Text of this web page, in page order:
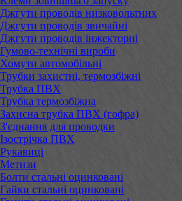
Джгути проводів низковольтних
Джгути проводів звичайні
Джгути проводів інжекторні
Гумово-технічні вироби
Хомути автомобільні
Трубки захистні, термозбіжні
Трубка ПВХ
Трубка термозбіжна
Захисна трубка ПВХ (гофра)
З'єднання для проводки
Ізострічка ПВХ
Рукавиці
Метизи
Болти стальні оцинковані
Гайки стальні оцинковані